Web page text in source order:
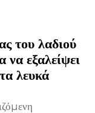
του λαδιού
εξαλείψει
λευκά